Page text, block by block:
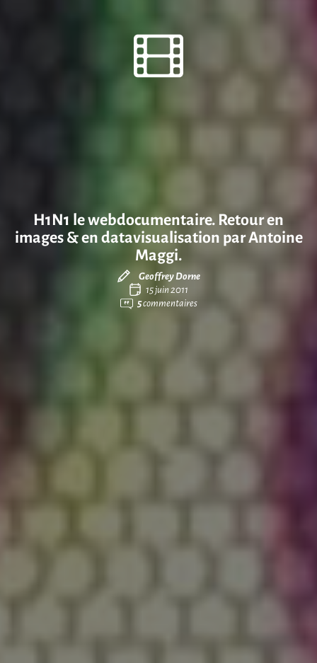
H1N1 le webdocumentaire. Retour en
images & en datavisualisation par Antoine
Maggi.
Geoffrey Dorne
15 juin 2011
5commentaires